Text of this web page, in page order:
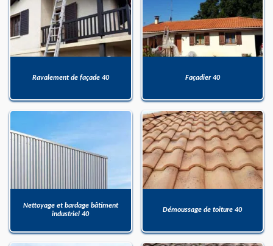
Ravalement de façade 40 Façadier 40
Nettoyage et bardage bâtiment
industriel 40
Démoussage de toiture 40